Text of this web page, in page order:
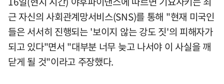
근 자신의 사회관계망서비스(SNS)를 통해 "현재 미국인
들은 서서히 진행되는 '보이지 않는 강도 짓'의 피해자가
되고 있다"면서 "대부분 너무 늦고 나서야 이 사실을 깨
닫게 될 것"이라고 주장했다.